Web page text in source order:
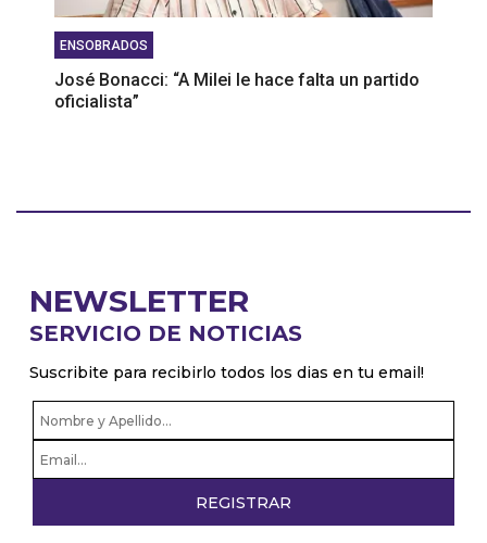
ENSOBRADOS
José Bonacci: “A Milei le hace falta un partido
oficialista”
NEWSLETTER
SERVICIO DE NOTICIAS
Suscribite para recibirlo todos los dias en tu email!